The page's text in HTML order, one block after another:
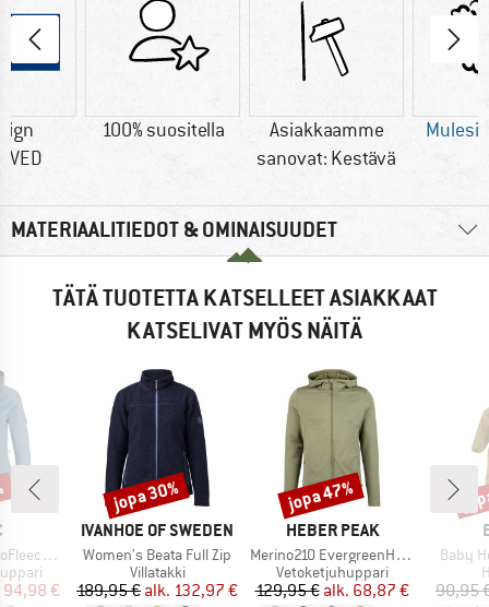
100% suositella
Asiakkaamme
sanovat: Kestävä
MATERIAALITIEDOT & OMINAISUUDET
TÄTÄ TUOTETTA KATSELLEET ASIAKKAAT
KATSELIVAT MYÖS NÄITÄ
II Zip Hoody
hinta
94,98 €
MERKKI
IVANHOE OF SWEDEN
Tuote
Women's Beata Full Zip
Tuoteryhmä
Villatakki
Hinta
189,95 € Alennettu hinta
alk. 132,97 €
Alennus
jopa 30%
MERKKI
HEBER PEAK
Tuote
Merino210 EvergreenHe. Zip Hoody
Tuoteryhmä
Vetoketjuhuppari
Hinta
129,95 € Alennettu hinta
alk. 68,87 €
Alennus
jopa 47%
Tuote
Baby
90,95